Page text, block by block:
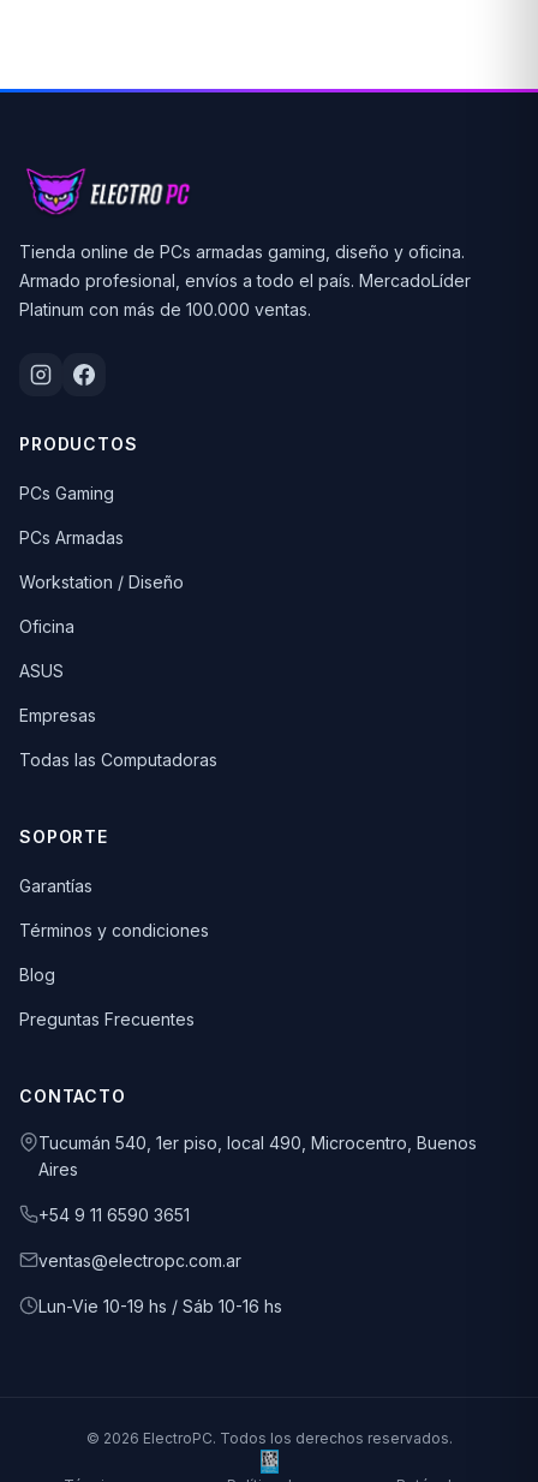
Tienda online de PCs armadas gaming, diseño y oficina.
Armado profesional, envíos a todo el país. MercadoLíder
Platinum con más de 100.000 ventas.
PRODUCTOS
PCs Gaming
PCs Armadas
Workstation / Diseño
Oficina
ASUS
Empresas
Todas las Computadoras
SOPORTE
Garantías
Términos y condiciones
Blog
Preguntas Frecuentes
CONTACTO
Tucumán 540, 1er piso, local 490, Microcentro, Buenos
Aires
+54 9 11 6590 3651
ventas@electropc.com.ar
Lun-Vie 10-19 hs / Sáb 10-16 hs
© 2026 ElectroPC. Todos los derechos reservados.